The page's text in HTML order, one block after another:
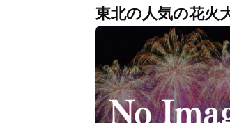
東北の人気の花火